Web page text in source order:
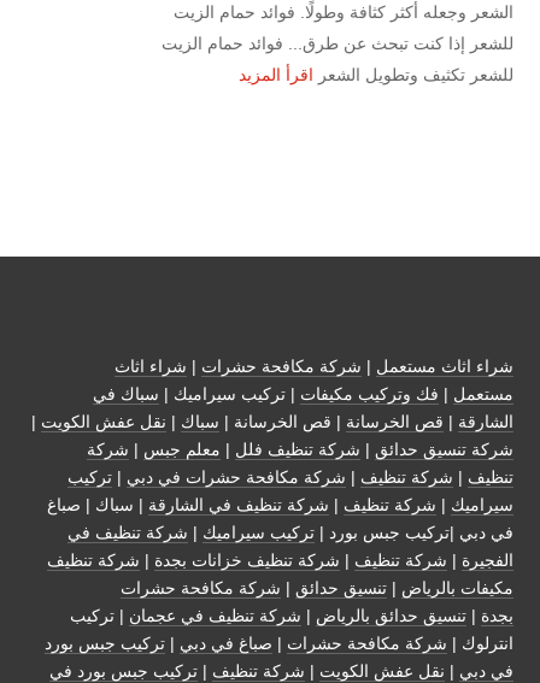
الشعر وجعله أكثر كثافة وطولًا. فوائد حمام الزيت
للشعر إذا كنت تبحث عن طرق... فوائد حمام الزيت
للشعر تكثيف وتطويل الشعر اقرأ المزيد
شراء اثاث مستعمل | شركة مكافحة حشرات | شراء اثاث
مستعمل | فك وتركيب مكيفات | تركيب سيراميك | سباك في
الشارقة | قص الخرسانة | قص الخرسانة | سباك | نقل عفش الكويت |
شركة تنسيق حدائق | شركة تنظيف فلل | معلم جبس | شركة
تنظيف | شركة تنظيف | شركة مكافحة حشرات في دبي | تركيب
سيراميك | شركة تنظيف | شركة تنظيف في الشارقة | سباك | صباغ
في دبي |تركيب جبس بورد | تركيب سيراميك | شركة تنظيف في
الفجيرة | شركة تنظيف | شركة تنظيف خزانات بجدة | شركة تنظيف
مكيفات بالرياض | تنسيق حدائق | شركة مكافحة حشرات
بجدة | تنسيق حدائق بالرياض | شركة تنظيف في عجمان | تركيب
انترلوك | شركة مكافحة حشرات | صباغ في دبي | تركيب جبس بورد
في دبي | نقل عفش الكويت | شركة تنظيف | تركيب جبس بورد في